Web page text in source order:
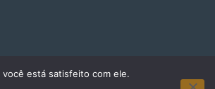
está satisfeito com ele.